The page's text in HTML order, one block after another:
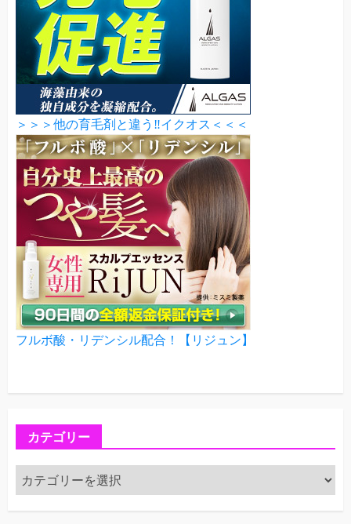
＞＞＞他の育毛剤と違う‼イクオス＜＜＜
フルボ酸・リデンシル配合！【リジュン】
カテゴリー
カ
テ
ゴ